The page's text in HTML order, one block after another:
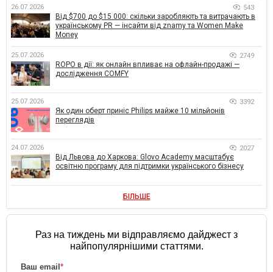
26.07.2026 543
Від $700 до $15 000: скільки заробляють та витрачають в
українському PR — інсайти від znamy та Women Make
Money
25.07.2026 2749
ROPO в дії: як онлайн впливає на офлайн-продажі —
дослідження COMFY
25.07.2026 3392
Як один оберт приніс Philips майже 10 мільйонів
переглядів
24.07.2026 2027
Від Львова до Харкова: Glovo Academy масштабує
освітню програму для підтримки українського бізнесу
БІЛЬШЕ
Раз на тиждень ми відправляємо дайджест з
найпопулярнішими статтями.
Ваш email *